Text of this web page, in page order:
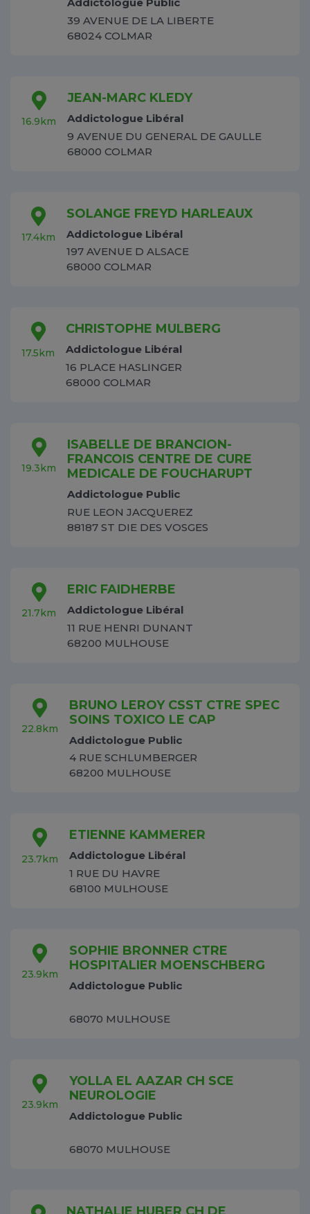
39 AVENUE DE LA LIBERTE
68024 COLMAR
16.9km
JEAN-MARC KLEDY
Addictologue Libéral
9 AVENUE DU GENERAL DE GAULLE
68000 COLMAR
17.4km
SOLANGE FREYD HARLEAUX
Addictologue Libéral
197 AVENUE D ALSACE
68000 COLMAR
17.5km
CHRISTOPHE MULBERG
Addictologue Libéral
16 PLACE HASLINGER
68000 COLMAR
19.3km
ISABELLE DE BRANCION-
FRANCOIS CENTRE DE CURE
MEDICALE DE FOUCHARUPT
Addictologue Public
RUE LEON JACQUEREZ
88187 ST DIE DES VOSGES
21.7km
ERIC FAIDHERBE
Addictologue Libéral
11 RUE HENRI DUNANT
68200 MULHOUSE
22.8km
BRUNO LEROY CSST CTRE SPEC
SOINS TOXICO LE CAP
Addictologue Public
4 RUE SCHLUMBERGER
68200 MULHOUSE
23.7km
ETIENNE KAMMERER
Addictologue Libéral
1 RUE DU HAVRE
68100 MULHOUSE
23.9km
SOPHIE BRONNER CTRE
HOSPITALIER MOENSCHBERG
Addictologue Public
68070 MULHOUSE
23.9km
YOLLA EL AAZAR CH SCE
NEUROLOGIE
Addictologue Public
68070 MULHOUSE
NATHALIE HUBER CH DE